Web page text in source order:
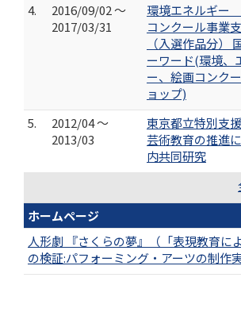
4.
2016/09/02 ～
2017/03/31
環境エネルギー
コンクール事業
（入選作品分）
ーワード(環境、
ー、絵画コンク
ョップ)
5.
2012/04 ～
2013/03
東京都立特別支
芸術教育の推進
内共同研究
ホームページ
人形劇 『さくらの夢』（「表現教育に
の検証:パフォーミング・アーツの制作